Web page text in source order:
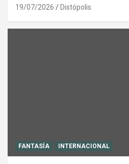
19/07/2026 Distópolis
FANTASÍA INTERNACIONAL